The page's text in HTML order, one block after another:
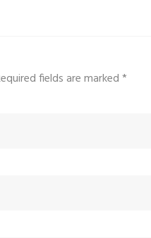
fields are marked*